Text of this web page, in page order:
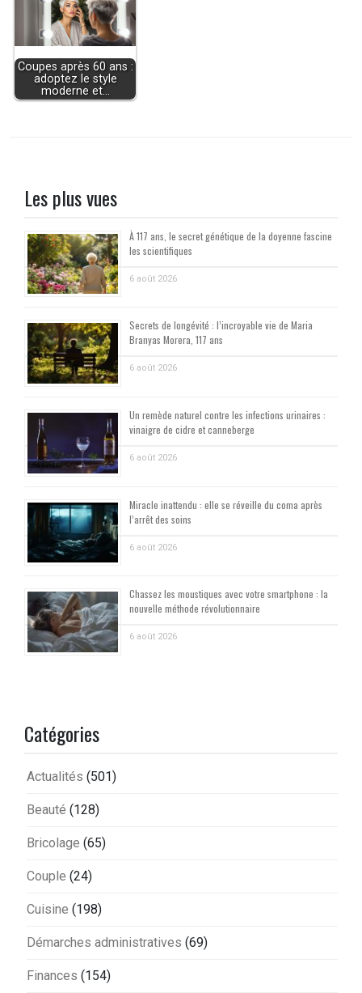
Coupes après 60 ans :
adoptez le style
moderne et…
Les plus vues
À 117 ans, le secret génétique de la doyenne fascine
les scientifiques
6 août 2026
Secrets de longévité : l’incroyable vie de Maria
Branyas Morera, 117 ans
6 août 2026
Un remède naturel contre les infections urinaires :
vinaigre de cidre et canneberge
6 août 2026
Miracle inattendu : elle se réveille du coma après
l’arrêt des soins
6 août 2026
Chassez les moustiques avec votre smartphone : la
nouvelle méthode révolutionnaire
6 août 2026
Catégories
Actualités (501)
Beauté (128)
Bricolage (65)
Couple (24)
Cuisine (198)
Démarches administratives (69)
Finances (154)